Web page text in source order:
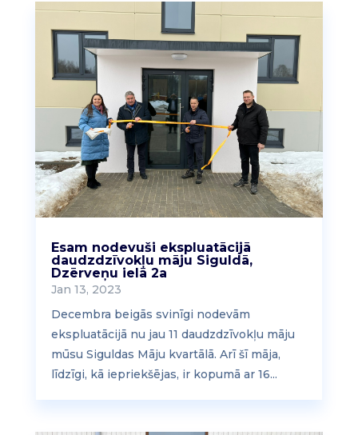
Esam nodevuši ekspluatācijā
daudzdzīvokļu māju Siguldā,
Dzērveņu ielā 2a
Jan 13, 2023
Decembra beigās svinīgi nodevām
ekspluatācijā nu jau 11 daudzdzīvokļu māju
mūsu Siguldas Māju kvartālā. Arī šī māja,
līdzīgi, kā iepriekšējas, ir kopumā ar 16...